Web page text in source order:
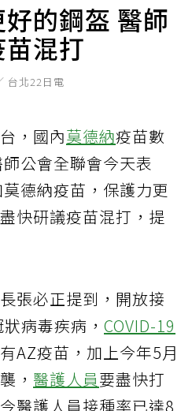
的鋼盔 醫師
混打
台北22日電
，國內莫德納疫苗數
師公會全聯會今天表
德納疫苗，保護力更
快研議疫苗混打，提
張必正提到，開放接
病毒疾病， COVID-19
AZ疫苗，加上今年5月
， 醫護人員要盡快打
醫護人員接種率已達8